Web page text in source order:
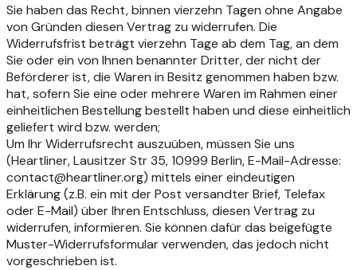
Sie haben das Recht, binnen vierzehn Tagen ohne Angabe
von Gründen diesen Vertrag zu widerrufen. Die
Widerrufsfrist beträgt vierzehn Tage ab dem Tag, an dem
Sie oder ein von Ihnen benannter Dritter, der nicht der
Beförderer ist, die Waren in Besitz genommen haben bzw.
hat, sofern Sie eine oder mehrere Waren im Rahmen einer
einheitlichen Bestellung bestellt haben und diese einheitlich
geliefert wird bzw. werden;
Um Ihr Widerrufsrecht auszuüben, müssen Sie uns
(Heartliner, Lausitzer Str 35, 10999 Berlin, E-Mail-Adresse:
contact@heartliner.org) mittels einer eindeutigen
Erklärung (z.B. ein mit der Post versandter Brief, Telefax
oder E-Mail) über Ihren Entschluss, diesen Vertrag zu
widerrufen, informieren. Sie können dafür das beigefügte
Muster-Widerrufsformular verwenden, das jedoch nicht
vorgeschrieben ist.